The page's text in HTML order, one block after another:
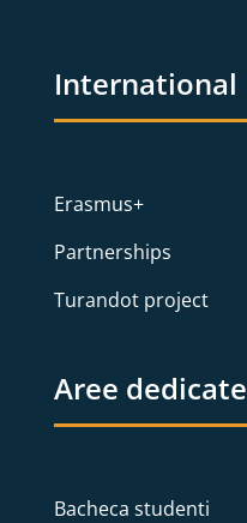
International
Erasmus+
Partnerships
Turandot project
Aree dedicate
Bacheca studenti